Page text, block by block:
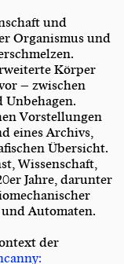
und
Organismus und
Körper
– zwischen
Vorstellungen
eines Archivs,
Übersicht.
Wissenschaft,
Jahre, darunter
Automaten.
der